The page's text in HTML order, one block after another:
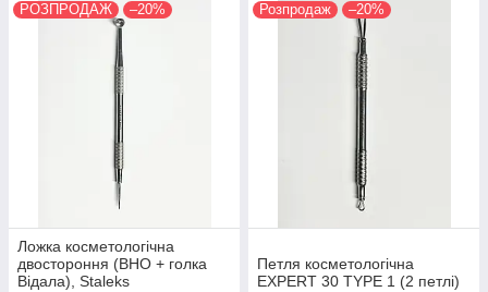
РОЗПРОДАЖ –20%
Ложка косметологічна
двостороння (ВНО + голка
Відала), Staleks
Розпродаж –20%
Петля косметологічна
EXPERT 30 TYPE 1 (2 петлі)